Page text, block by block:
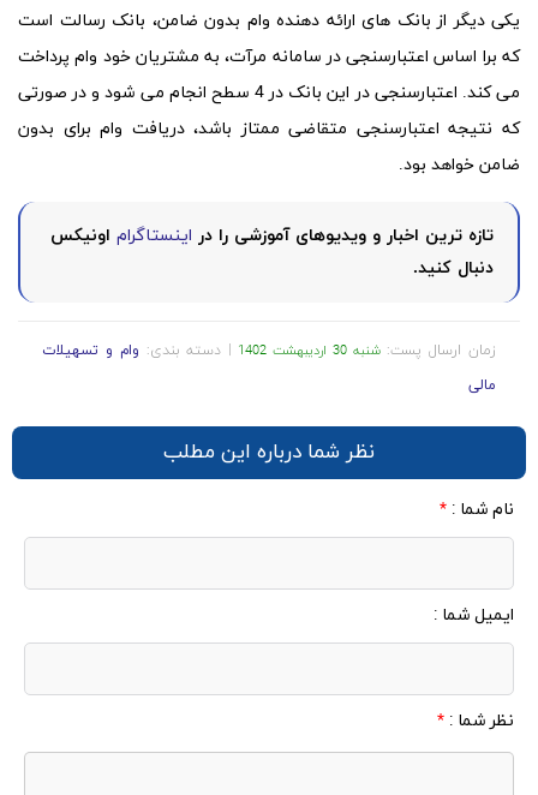
یکی دیگر از بانک های ارائه دهنده وام بدون ضامن، بانک رسالت است
که برا اساس اعتبارسنجی در سامانه مرآت، به مشتریان خود وام پرداخت
می کند. اعتبارسنجی در این بانک در 4 سطح انجام می شود و در صورتی
که نتیجه اعتبارسنجی متقاضی ممتاز باشد، دریافت وام برای بدون
ضامن خواهد بود.
تازه ترین اخبار و ویدیوهای آموزشی را در اینستاگرام اونیکس
دنبال کنید.
زمان ارسال پست:شنبه 30 اردیبهشت 1402 | دسته بندی: وام و تسهیلات
مالی
نظر شما درباره این مطلب
نام شما : *
ایمیل شما :
نظر شما : *